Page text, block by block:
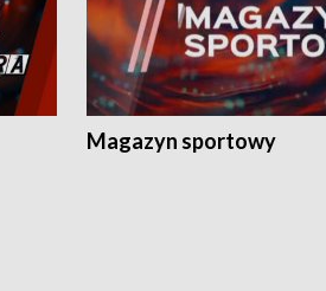
Magazyn sportowy